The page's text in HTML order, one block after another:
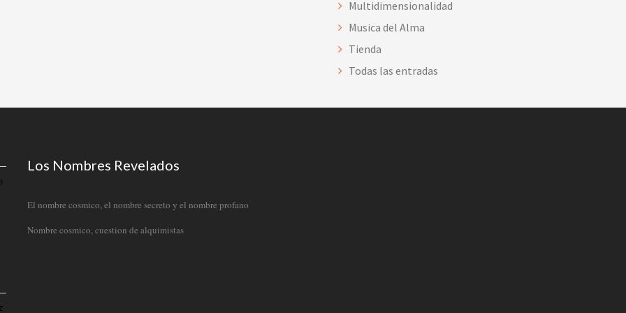
Multidimensionalidad
Musica del Alma
Tienda
Todas las entradas
Los Nombres Revelados
El nombre cosmico, el nombre secreto y el nombre profano
Nombre cosmico, cuestion de alquimistas